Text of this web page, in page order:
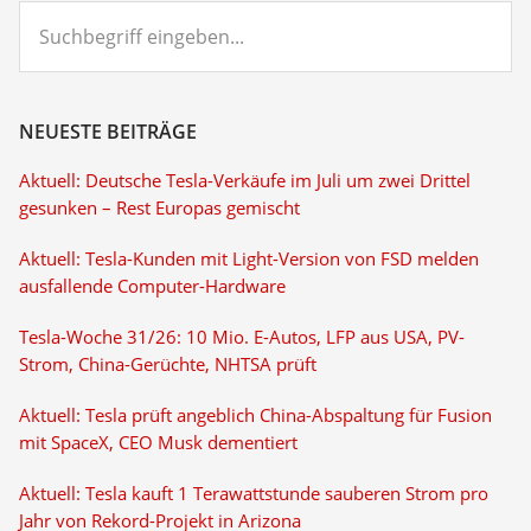
eingeben...
NEUESTE BEITRÄGE
Aktuell: Deutsche Tesla-Verkäufe im Juli um zwei Drittel
gesunken – Rest Europas gemischt
Aktuell: Tesla-Kunden mit Light-Version von FSD melden
ausfallende Computer-Hardware
Tesla-Woche 31/26: 10 Mio. E-Autos, LFP aus USA, PV-
Strom, China-Gerüchte, NHTSA prüft
Aktuell: Tesla prüft angeblich China-Abspaltung für Fusion
mit SpaceX, CEO Musk dementiert
Aktuell: Tesla kauft 1 Terawattstunde sauberen Strom pro
Jahr von Rekord-Projekt in Arizona